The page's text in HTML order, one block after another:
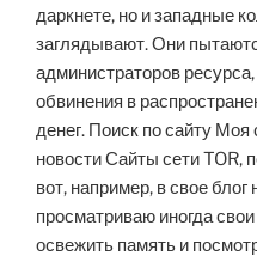
даркнете, но и западные
заглядывают. Они
администраторов
обвинения в
денег. Поиск по сайту
новости Сайты сети TOR,
вот, например, в свое
просматриваю иногда
освежить память и